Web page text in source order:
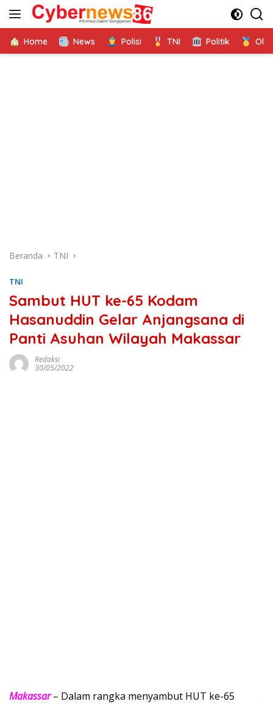
Langsung
Home News Polisi TNI Politik
Beranda TNI
TNI
Sambut HUT ke-65 Kodam
Hasanuddin Gelar Anjangsana di
Panti Asuhan Wilayah Makassar
Redaksi
30/05/2022
Makassar– Dalam rangka menyambut HUT ke-65